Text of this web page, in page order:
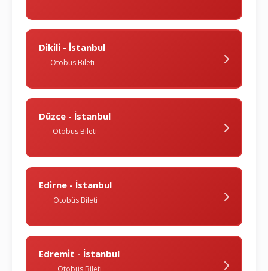
Di̇ki̇li̇ - İstanbul
Otobüs Bileti
Düzce - İstanbul
Otobüs Bileti
Edi̇rne - İstanbul
Otobüs Bileti
Edremi̇t - İstanbul